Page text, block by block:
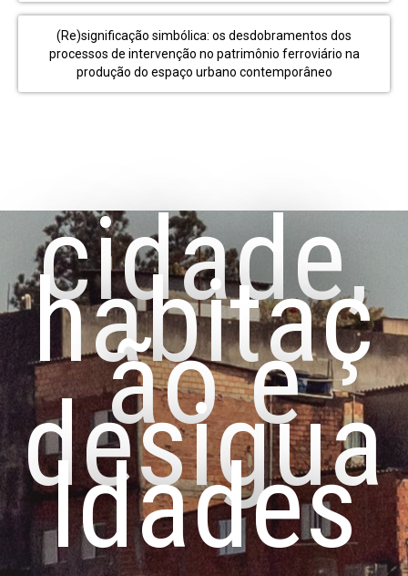
(Re)significação simbólica: os desdobramentos dos
processos de intervenção no patrimônio ferroviário na
produção do espaço urbano contemporâneo
cidade,
habitaç
ão e
desigua
ldades